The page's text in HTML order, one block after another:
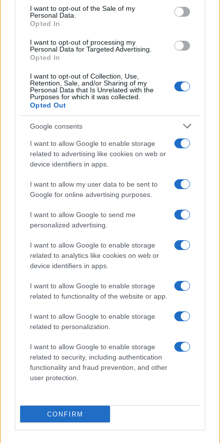
services and may gather and store information including but
not limited to your visit or usage behaviour. You may click to
grant or deny consent to Google and its third-party tags to
consent section.
I want to opt-out of the Sale of my
Personal Data.
Opted In
I want to opt-out of processing my
Personal Data for Targeted Advertising.
Opted In
I want to opt-out of Collection, Use,
Retention, Sale, and/or Sharing of my
Personal Data that Is Unrelated with the
Purposes for which it was collected.
Opted Out
Google consents
I want to allow Google to enable storage
related to advertising like cookies on web or
device identifiers in apps.
I want to allow my user data to be sent to
Google for online advertising purposes.
I want to allow Google to send me
personalized advertising.
I want to allow Google to enable storage
related to analytics like cookies on web or
device identifiers in apps.
I want to allow Google to enable storage
related to functionality of the website or app.
I want to allow Google to enable storage
related to personalization.
I want to allow Google to enable storage
related to security, including authentication
functionality and fraud prevention, and other
user protection.
CONFIRM